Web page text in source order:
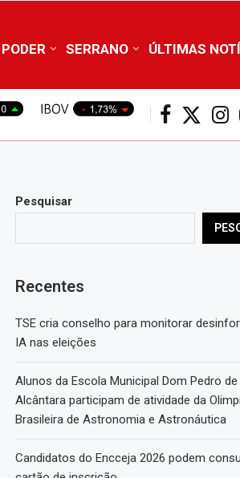
PODER SERRANO ÚLTIMAS
Pesquisar
Recentes
TSE cria conselho para monitorar
IA nas eleições
Alunos da Escola Municipal Dom Pedro de
Alcântara participam de atividade da
Brasileira de Astronomia e Astronáutica
Candidatos do Encceja 2026 podem